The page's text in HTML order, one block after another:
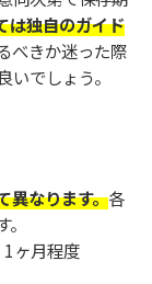
は独自のガイド
べきか迷った際
でしょう。
異なります。各
ヶ月程度